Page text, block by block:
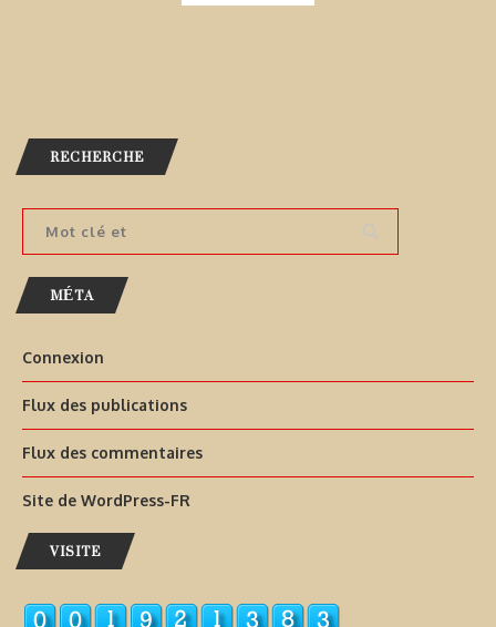
RECHERCHE
MÉTA
Connexion
Flux des publications
Flux des commentaires
Site de WordPress-FR
VISITE